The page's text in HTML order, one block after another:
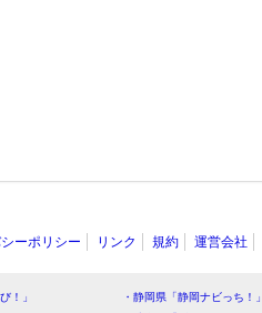
ーポリシー リンク 規約 運営会社
！」 ・静岡県「静岡ナビっち！」